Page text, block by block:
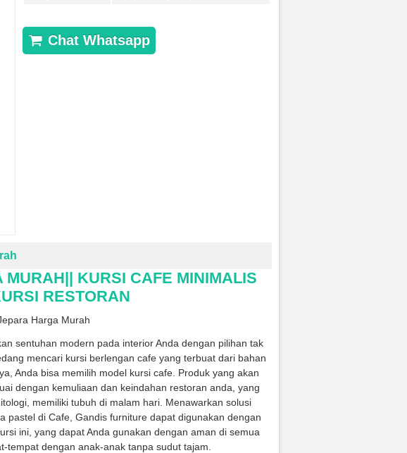
Chat Whatsapp
KURSI CAFE MINIMALIS
RESTORAN
Harga Murah
sentuhan modern pada interior Anda dengan pilihan tak
mencari kursi berlengan cafe yang terbuat dari bahan
Anda bisa memilih model kursi cafe. Produk yang akan
dengan kemuliaan dan keindahan restoran anda, yang
memiliki tubuh di malam hari. Menawarkan solusi
pastel di Cafe, Gandis furniture dapat digunakan dengan
ini, yang dapat Anda gunakan dengan aman di semua
tempat dengan anak-anak tanpa sudut tajam.